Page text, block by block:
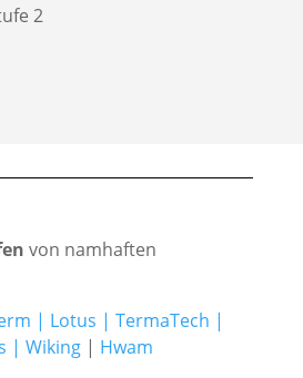
2
von namhaften
| Lotus | TermaTech |
| Wiking| Hwam